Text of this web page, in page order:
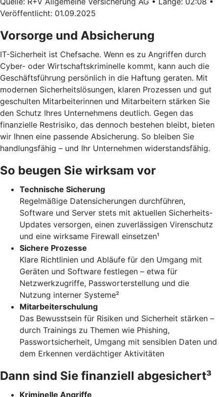
Veröffentlicht: 01.09.2025
Vorsorge und Absicherung
IT-Sicherheit ist Chefsache. Wenn es zu Angriffen durch
Cyber- oder Wirtschaftskriminelle kommt, kann auch die
Geschäftsführung persönlich in die Haftung geraten. Mit
modernen Sicherheitslösungen, klaren Prozessen und gut
geschulten Mitarbeiterinnen und Mitarbeitern stärken Sie
den Schutz Ihres Unternehmens deutlich. Gegen das
finanzielle Restrisiko, das dennoch bestehen bleibt, bieten
wir Ihnen eine passende Absicherung. So bleiben Sie
handlungsfähig – und Ihr Unternehmen widerstandsfähig.
So beugen Sie wirksam vor
Technische Sicherung
Regelmäßige Datensicherungen durchführen,
Software und Server stets mit aktuellen Sicherheits-
Updates versorgen, einen zuverlässigen Virenschutz
und eine wirksame Firewall einsetzen¹
Sichere Prozesse
Klare Richtlinien und Abläufe für den Umgang mit
Geräten und Software festlegen – etwa für
Netzwerkzugriffe, Passworterstellung und die
Nutzung interner Systeme²
Mitarbeiterschulung
Das Bewusstsein für Risiken und Sicherheit stärken –
durch Trainings zu Themen wie Phishing,
Passwortsicherheit, Umgang mit sensiblen Daten und
dem Erkennen verdächtiger Aktivitäten
Dann sind Sie finanziell abgesichert³
Kriminelle Angriffe